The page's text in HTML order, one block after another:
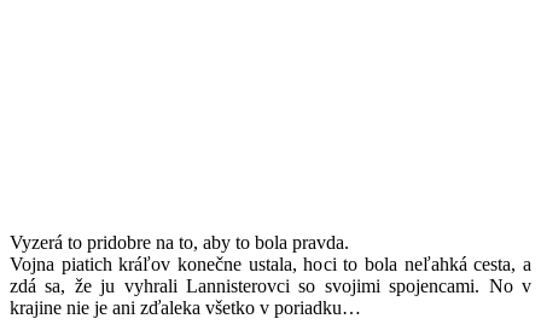
Vyzerá to pridobre na to, aby to bola pravda.
Vojna piatich kráľov konečne ustala, hoci to bola neľahká cesta, a
zdá sa, že ju vyhrali Lannisterovci so svojimi spojencami. No v
krajine nie je ani zďaleka všetko v poriadku…